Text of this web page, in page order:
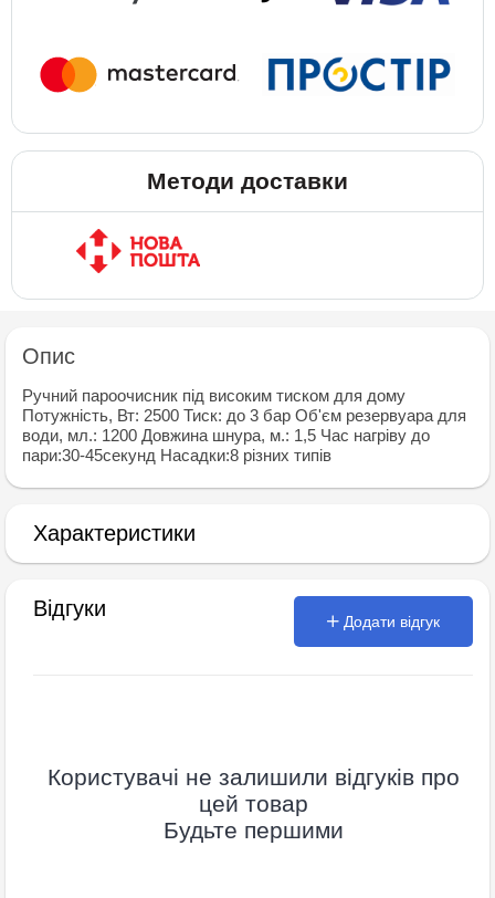
Методи доставки
Опис
Ручний пароочисник пiд високим тиском для дому
Потужність, Вт: 2500 Тиск: до 3 бар Об'єм резервуара для
води, мл.: 1200 Довжина шнура, м.: 1,5 Час нагрiву до
пари:30-45секунд Насадки:8 рiзних типiв
Характеристики
Відгуки
Додати відгук
Користувачі не залишили відгуків про
цей товар
Будьте першими